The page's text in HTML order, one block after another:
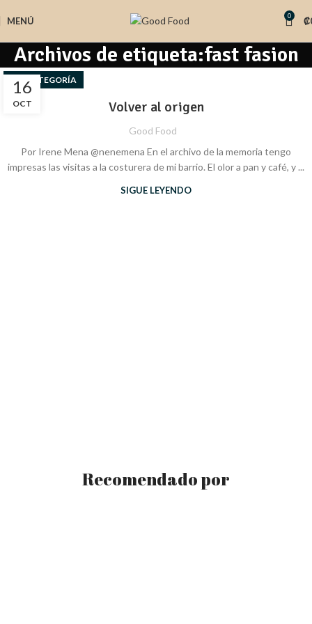
MENÚ 0 ₡
Archivos de etiqueta:fast fasion
16
OCT
SIN CATEGORÍA
Volver al origen
Good Food
Por Irene Mena @nenemena En el archivo de la memoria tengo
impresas las visitas a la costurera de mi barrio. El olor a pan y café, y ...
SIGUE LEYENDO
Recomendado por